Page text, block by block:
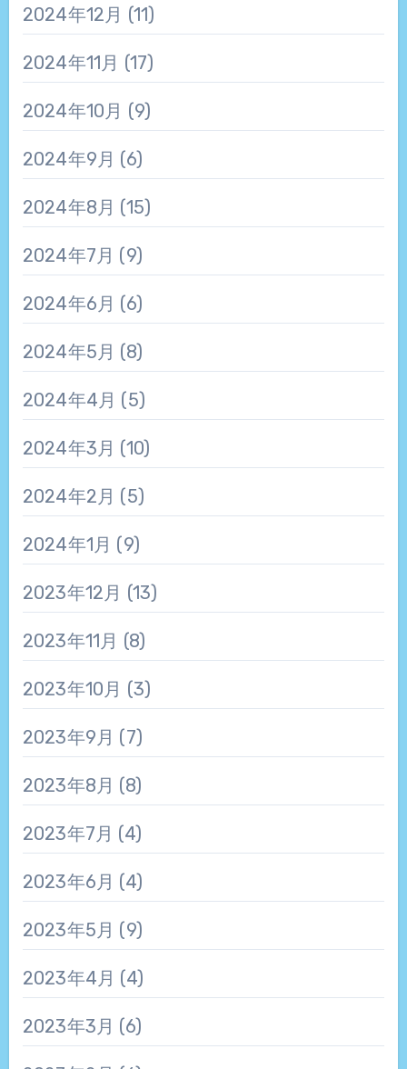
2024年12月 (11)
2024年11月 (17)
2024年10月 (9)
2024年9月 (6)
2024年8月 (15)
2024年7月 (9)
2024年6月 (6)
2024年5月 (8)
2024年4月 (5)
2024年3月 (10)
2024年2月 (5)
2024年1月 (9)
2023年12月 (13)
2023年11月 (8)
2023年10月 (3)
2023年9月 (7)
2023年8月 (8)
2023年7月 (4)
2023年6月 (4)
2023年5月 (9)
2023年4月 (4)
2023年3月 (6)